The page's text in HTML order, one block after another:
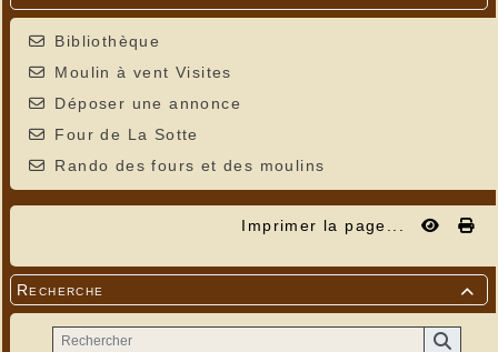
Bibliothèque
Moulin à vent Visites
Déposer une annonce
Four de La Sotte
Rando des fours et des moulins
Imprimer la page...

Recherche